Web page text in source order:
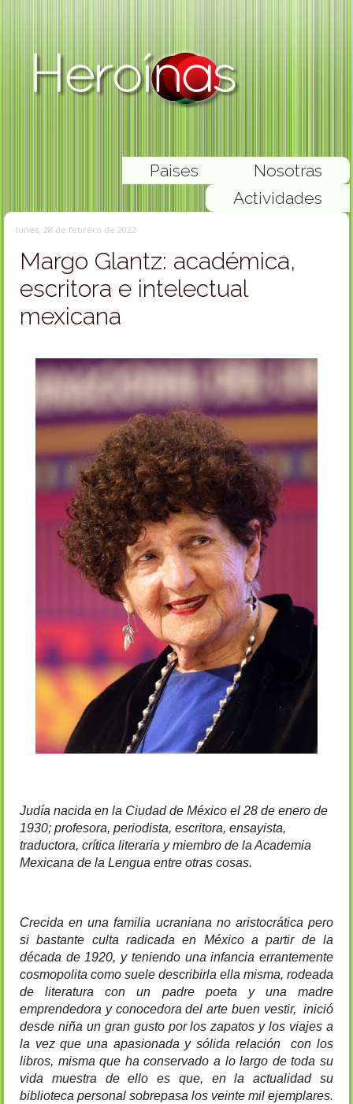
Nosotras
Paises
Actividades
lunes, 28 de febrero de 2022
Margo Glantz: académica,
escritora e intelectual
mexicana
Judía nacida en la Ciudad de México el 28 de enero de
1930; profesora, periodista, escritora, ensayista,
traductora, crítica literaria y miembro de la Academia
Mexicana de la Lengua entre otras cosas.
Crecida en una familia ucraniana no aristocrática pero
si bastante culta radicada en México a partir de la
década de 1920, y teniendo una infancia errantemente
cosmopolita como suele describirla ella misma, rodeada
de literatura con un padre poeta y una madre
emprendedora y conocedora del arte buen vestir,  inició
desde niña un gran gusto por los zapatos y los viajes a
la vez que una apasionada y sólida relación  con los
libros, misma que ha conservado a lo largo de toda su
vida muestra de ello es que, en la actualidad su
biblioteca personal sobrepasa los veinte mil ejemplares.